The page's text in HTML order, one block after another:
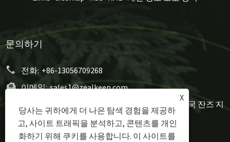
문의하기
전화: +86-13056709268
이메일: sales1@zealkeep.com
세인트 스트리트, Cixi City 및 시티 시티, 중국 잔즈 지
방 시티
X
당사는 귀하에게 더 나은 탐색 경험을 제공하
고, 사이트 트래픽을 분석하고, 콘텐츠를 개인
화하기 위해 쿠키를 사용합니다. 이 사이트를